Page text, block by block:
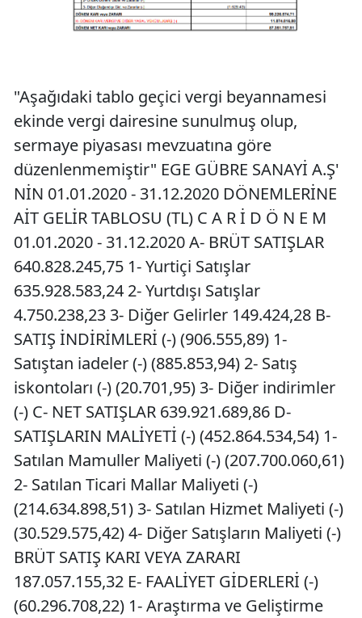
"Aşağıdaki tablo geçici vergi beyannamesi
ekinde vergi dairesine sunulmuş olup,
sermaye piyasası mevzuatına göre
düzenlenmemiştir" EGE GÜBRE SANAYİ A.Ş'
NİN 01.01.2020 - 31.12.2020 DÖNEMLERİNE
AİT GELİR TABLOSU (TL) C A R İ D Ö N E M
01.01.2020 - 31.12.2020 A- BRÜT SATIŞLAR
640.828.245,75 1- Yurtiçi Satışlar
635.928.583,24 2- Yurtdışı Satışlar
4.750.238,23 3- Diğer Gelirler 149.424,28 B-
SATIŞ İNDİRİMLERİ (-) (906.555,89) 1-
Satıştan iadeler (-) (885.853,94) 2- Satış
iskontoları (-) (20.701,95) 3- Diğer indirimler
(-) C- NET SATIŞLAR 639.921.689,86 D-
SATIŞLARIN MALİYETİ (-) (452.864.534,54) 1-
Satılan Mamuller Maliyeti (-) (207.700.060,61)
2- Satılan Ticari Mallar Maliyeti (-)
(214.634.898,51) 3- Satılan Hizmet Maliyeti (-)
(30.529.575,42) 4- Diğer Satışların Maliyeti (-)
BRÜT SATIŞ KARI VEYA ZARARI
187.057.155,32 E- FAALİYET GİDERLERİ (-)
(60.296.708,22) 1- Araştırma ve Geliştirme